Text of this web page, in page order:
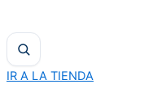
IR A LA TIENDA